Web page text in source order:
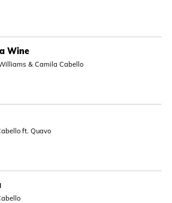
Wine
& Camila Cabello
ft. Quavo